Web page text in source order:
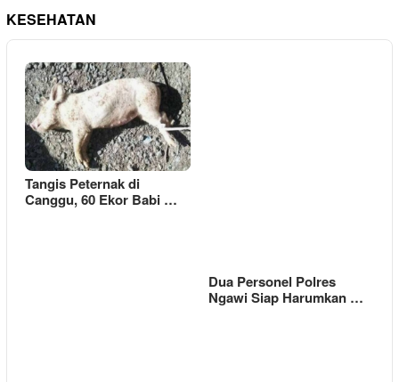
KESEHATAN
Tangis Peternak di
Canggu, 60 Ekor Babi …
Dua Personel Polres
Ngawi Siap Harumkan …